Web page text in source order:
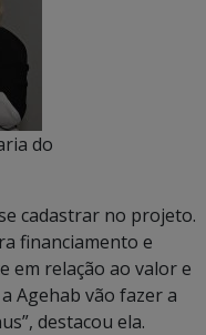
do
cadastrar no projeto.
financiamento e
em relação ao valor e
Agehab vão fazer a
destacou ela.